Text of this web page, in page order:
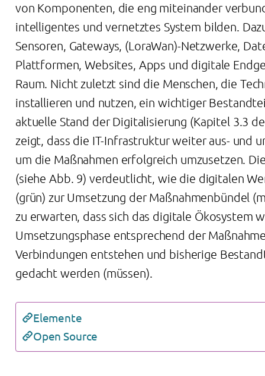
von Komponenten, die eng miteinander
intelligentes und vernetztes System bilden.
Sensoren, Gateways, (LoraWan)-Netzwerke,
Plattformen, Websites, Apps und digitale
Raum. Nicht zuletzt sind die Menschen, die
installieren und nutzen, ein wichtiger
aktuelle Stand der Digitalisierung (Kapitel 3.3
zeigt, dass die IT-Infrastruktur weiter aus- und
um die Maßnahmen erfolgreich umzusetzen.
(siehe Abb. 9) verdeutlicht, wie die digitalen
(grün) zur Umsetzung der Maßnahmenbündel
zu erwarten, dass sich das digitale Ökosystem
Umsetzungsphase entsprechend der
Verbindungen entstehen und bisherige
gedacht werden (müssen).
Elemente
Open Source